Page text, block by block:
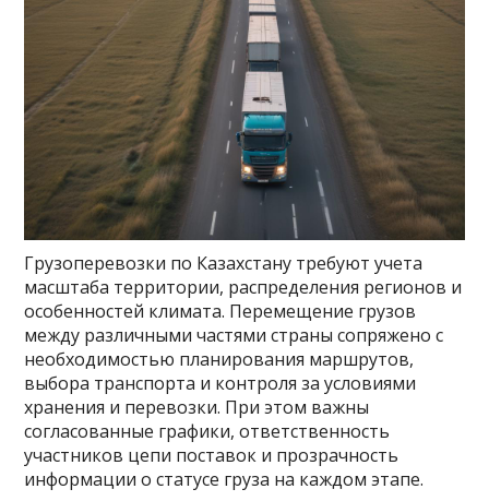
Грузоперевозки по Казахстану требуют учета
масштаба территории, распределения регионов и
особенностей климата. Перемещение грузов
между различными частями страны сопряжено с
необходимостью планирования маршрутов,
выбора транспорта и контроля за условиями
хранения и перевозки. При этом важны
согласованные графики, ответственность
участников цепи поставок и прозрачность
информации о статусе груза на каждом этапе.